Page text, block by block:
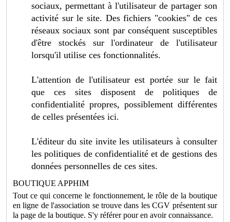
sociaux, permettant à l'utilisateur de partager son
activité sur le site. Des fichiers "cookies" de ces
réseaux sociaux sont par conséquent susceptibles
d'être stockés sur l'ordinateur de l'utilisateur
lorsqu'il utilise ces fonctionnalités.
L'attention de l'utilisateur est portée sur le fait
que ces sites disposent de politiques de
confidentialité propres, possiblement différentes
de celles présentées ici.
L'éditeur du site invite les utilisateurs à consulter
les politiques de confidentialité et de gestions des
données personnelles de ces sites.
BOUTIQUE APPHIM
Tout ce qui concerne le fonctionnement, le rôle de la boutique
en ligne de l'association se trouve dans les CGV présentent sur
la page de la boutique. S'y référer pour en avoir connaissance.